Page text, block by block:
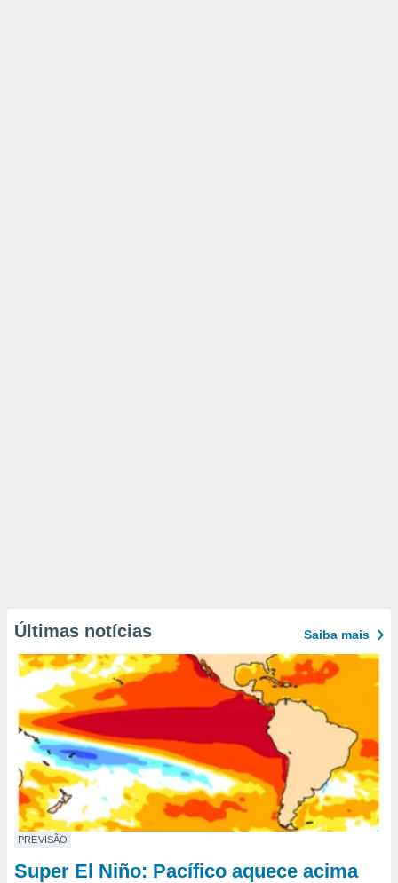
Últimas notícias Saiba mais
PREVISÃO
Super El Niño: Pacífico aquece acima